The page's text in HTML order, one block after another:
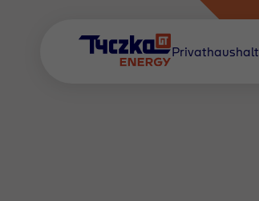
Privathaushalt